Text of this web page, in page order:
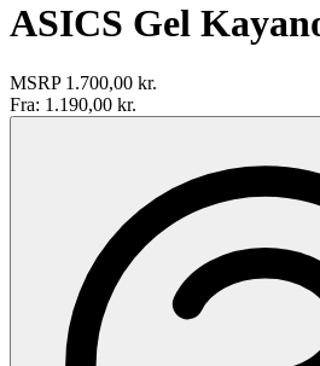
ASICS Gel
MSRP 1.700,00 kr.
Fra: 1.190,00 kr.